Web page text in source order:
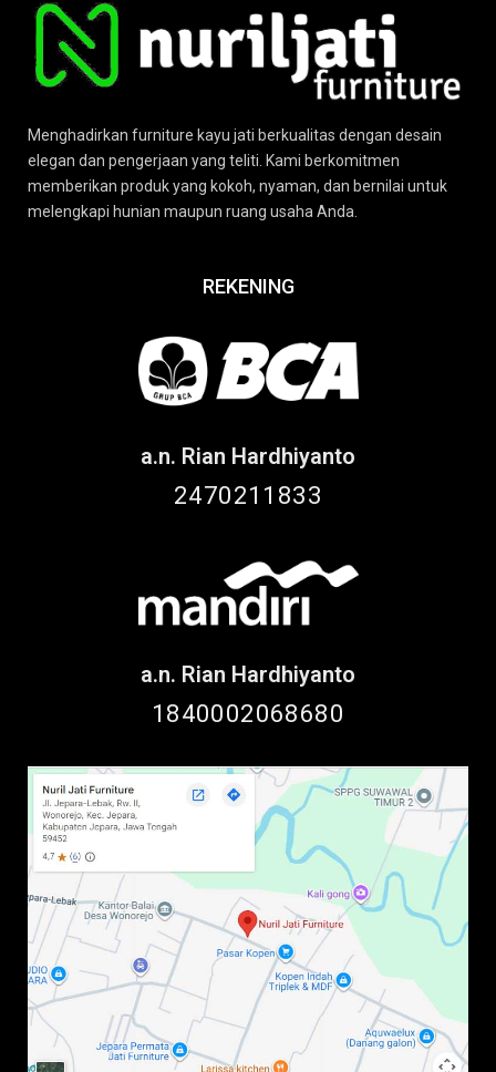
Menghadirkan furniture kayu jati berkualitas dengan desain
elegan dan pengerjaan yang teliti. Kami berkomitmen
memberikan produk yang kokoh, nyaman, dan bernilai untuk
melengkapi hunian maupun ruang usaha Anda.
REKENING
a.n. Rian Hardhiyanto
2470211833
a.n. Rian Hardhiyanto
1840002068680